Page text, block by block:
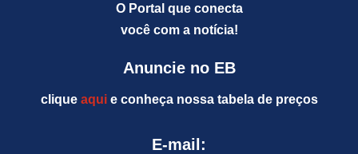
O Portal que conecta
você com a notícia!
Anuncie no EB
clique aquie conheça nossa tabela de preços
E-mail: